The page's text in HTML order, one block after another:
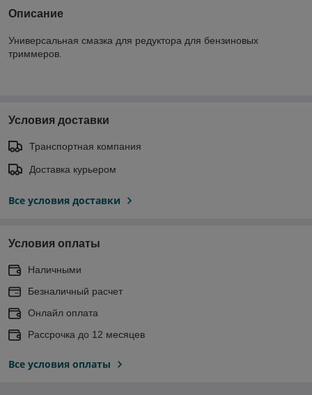
Описание
Универсальная смазка для редуктора для бензиновых
триммеров.
Условия доставки
Транспортная компания
Доставка курьером
Все условия доставки
Условия оплаты
Наличными
Безналичный расчет
Онлайл оплата
Рассрочка до 12 месяцев
Все условия оплаты